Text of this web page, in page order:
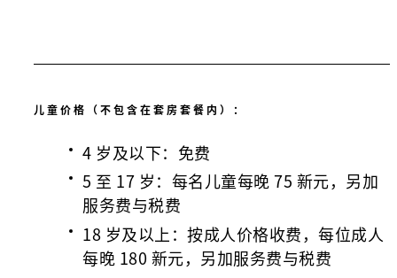
儿童价格（不包含在套房套餐内）：
4 岁及以下：免费
5 至 17 岁：每名儿童每晚 75 新元，另加
服务费与税费
18 岁及以上：按成人价格收费，每位成人
每晚 180 新元，另加服务费与税费